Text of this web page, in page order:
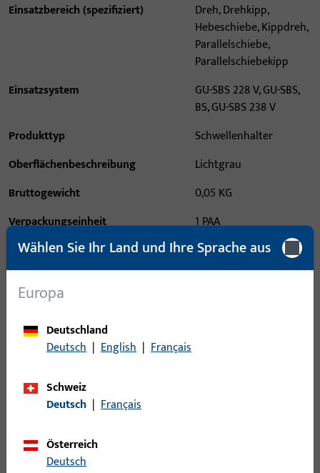
Einsatzbereich (spezifiziert)
Dreh, Drehkipp,
Hebeschiebe, Kippdreh,
Parallelschiebe,
Parallelschiebekipp
Einsatzsystem
GU-SBS 228 V, GU-SBS,
BS, GU-SBS 238 V
Produkttyp
Schwellenhalter
Oberflächenbeschreibung
Lichtgrau
Bruttogewicht
0,05 KG
Verpackungseinheit
1 PAA
Mindestbestelleinheit
1 PAA
Anmeldung
Bitte melden Sie sich mit Ihren Kundendaten an um eine
Preisinformation zu erhalten oder Artikel zu bestellen
Wählen Sie Ihr Land und Ihre Sprache aus
Europa
Deutschland
Deutsch | English | Français
Schweiz
Deutsch | Français
Österreich
Deutsch